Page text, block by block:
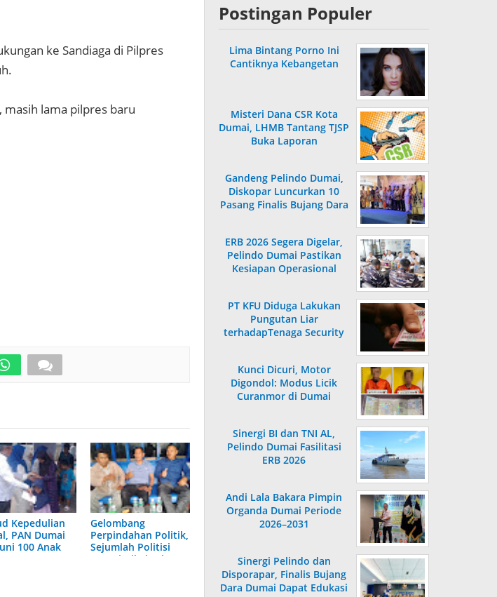
ke Sandiaga di Pilpres
masih lama pilpres baru
Kepedulian
PAN Dumai
100 Anak
Gelombang
Perpindahan Politik,
Sejumlah Politisi
Dumai Dikabarkan
Postingan Populer
Lima Bintang Porno Ini
Cantiknya Kebangetan
Misteri Dana CSR Kota
Dumai, LHMB Tantang TJSP
Buka Laporan
Gandeng Pelindo Dumai,
Diskopar Luncurkan 10
Pasang Finalis Bujang Dara
ERB 2026 Segera Digelar,
Pelindo Dumai Pastikan
Kesiapan Operasional
PT KFU Diduga Lakukan
Pungutan Liar
terhadapTenaga Security
Kunci Dicuri, Motor
Digondol: Modus Licik
Curanmor di Dumai
Sinergi BI dan TNI AL,
Pelindo Dumai Fasilitasi
ERB 2026
Andi Lala Bakara Pimpin
Organda Dumai Periode
2026–2031
Sinergi Pelindo dan
Disporapar, Finalis Bujang
Dara Dumai Dapat Edukasi